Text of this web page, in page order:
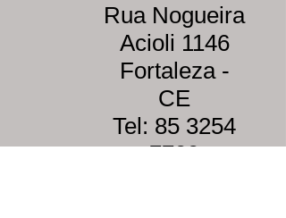
Rua Nogueira
Acioli 1146
Fortaleza -
CE
Tel: 85 3254
7700